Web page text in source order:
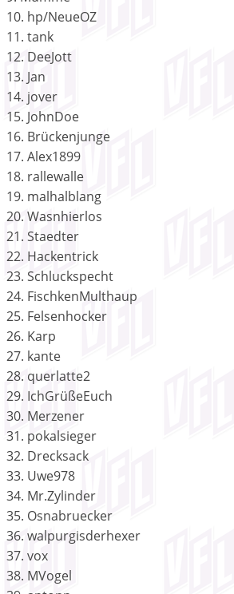
10. hp/NeueOZ
11. tank
12. DeeJott
13. Jan
14. jover
15. JohnDoe
16. Brückenjunge
17. Alex1899
18. rallewalle
19. malhalblang
20. Wasnhierlos
21. Staedter
22. Hackentrick
23. Schluckspecht
24. FischkenMulthaup
25. Felsenhocker
26. Karp
27. kante
28. querlatte2
29. IchGrüßeEuch
30. Merzener
31. pokalsieger
32. Drecksack
33. Uwe978
34. Mr.Zylinder
35. Osnabruecker
36. walpurgisderhexer
37. vox
38. MVogel